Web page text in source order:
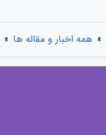
» همه اخبار و مقاله ها »